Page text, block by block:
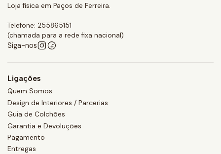
Loja física em Paços de Ferreira.
Telefone: 255865151
(chamada para a rede fixa nacional)
Siga-nos
Ligações
Quem Somos
Design de Interiores / Parcerias
Guia de Colchões
Garantia e Devoluções
Pagamento
Entregas